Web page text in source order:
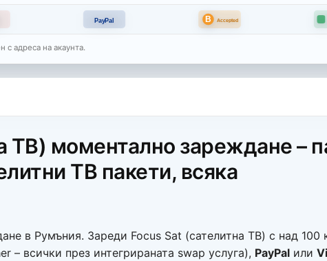
PayPal B Accepted
адреса на акаунта.
ТВ) моментално зареждане –
ТВ пакети, всяка
в Румъния. Зареди Focus Sat (сателитна ТВ) с над 100
– всички през интегрираната swap услуга), PayPal или